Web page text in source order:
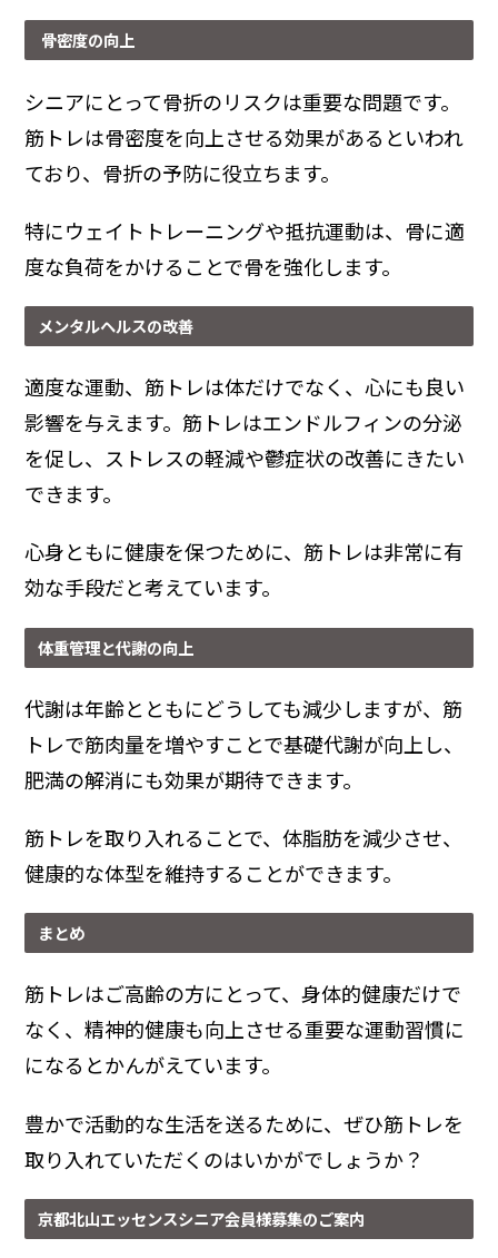
骨密度の向上
シニアにとって骨折のリスクは重要な問題です。
筋トレは骨密度を向上させる効果があるといわれ
ており、骨折の予防に役立ちます。
特にウェイトトレーニングや抵抗運動は、骨に適
度な負荷をかけることで骨を強化します。
メンタルヘルスの改善
適度な運動、筋トレは体だけでなく、心にも良い
影響を与えます。筋トレはエンドルフィンの分泌
を促し、ストレスの軽減や鬱症状の改善にきたい
できます。
心身ともに健康を保つために、筋トレは非常に有
効な手段だと考えています。
体重管理と代謝の向上
代謝は年齢とともにどうしても減少しますが、筋
トレで筋肉量を増やすことで基礎代謝が向上し、
肥満の解消にも効果が期待できます。
筋トレを取り入れることで、体脂肪を減少させ、
健康的な体型を維持することができます。
まとめ
筋トレはご高齢の方にとって、身体的健康だけで
なく、精神的健康も向上させる重要な運動習慣に
になるとかんがえています。
豊かで活動的な生活を送るために、ぜひ筋トレを
取り入れていただくのはいかがでしょうか？
京都北山エッセンスシニア会員様募集のご案内